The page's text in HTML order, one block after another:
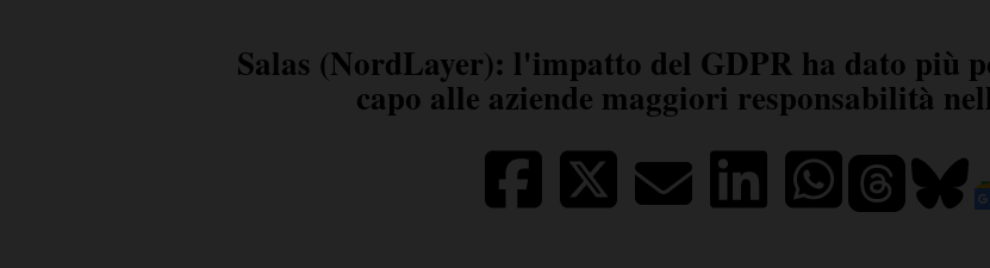
Salas (NordLayer): l'impatto del GDPR ha dato più
capo alle aziende maggiori responsabilità